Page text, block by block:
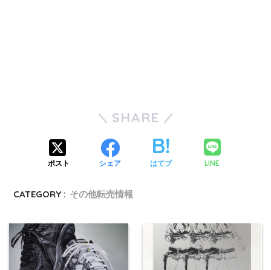
SHARE
ポスト シェア はてブ LINE
CATEGORY : その他転売情報